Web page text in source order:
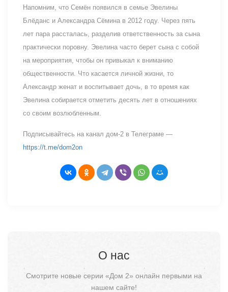
Напомним, что Семён появился в семье Эвелины
Блёданс и Александра Сёмина в 2012 году. Через пять
лет пара рассталась, разделив ответственность за сына
практически поровну. Эвелина часто берет сына с собой
на мероприятия, чтобы он привыкал к вниманию
общественности. Что касается личной жизни, то
Александр женат и воспитывает дочь, в то время как
Эвелина собирается отметить десять лет в отношениях
со своим возлюбленным.
Подписывайтесь на канал дом-2 в Телеграме —
https://t.me/dom2on
О нас
Смотрите новые серии «Дом 2» онлайн первыми на
нашем сайте!